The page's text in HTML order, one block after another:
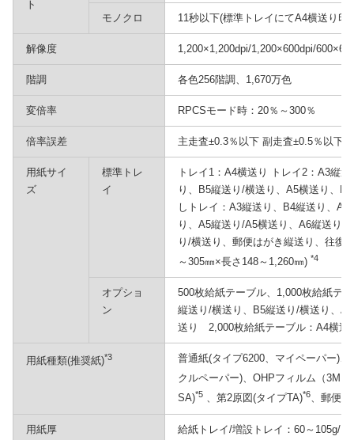
ト
モノクロ 11秒以下(標準トレイにてA4横送り印
解像度 1,200×1,200dpi/1,200×600dpi/
階調 各色256階調、1,670万色
変倍率 RPCSモード時：20％～300％
倍率誤差 主走査±0.3％以下 副走査±0.5％以下
用紙サイ
ズ
標準トレ
イ
トレイ1：A4横送り トレイ2：A3縦
り、B5縦送り/横送り、A5横送り、
しトレイ：A3縦送り、B4縦送り、
り、A5縦送り/A5横送り、A6縦送り
り/横送り、郵便はがき縦送り、往復
～305㎜×長さ148～1,260㎜) *4
オプショ
ン
500枚給紙テーブル、1,000枚給紙テ
縦送り/横送り、B5縦送り/横送り、
送り 2,000枚給紙テーブル：A4横送
用紙種類(推奨紙)*3
普通紙(タイプ6200、マイペーパー)
クルペーパー)、OHPフィルム（3M
SA)*5 、第2原図(タイプTA)*6、郵便は
用紙厚
給紙トレイ/増設トレイ：60～105g/㎡